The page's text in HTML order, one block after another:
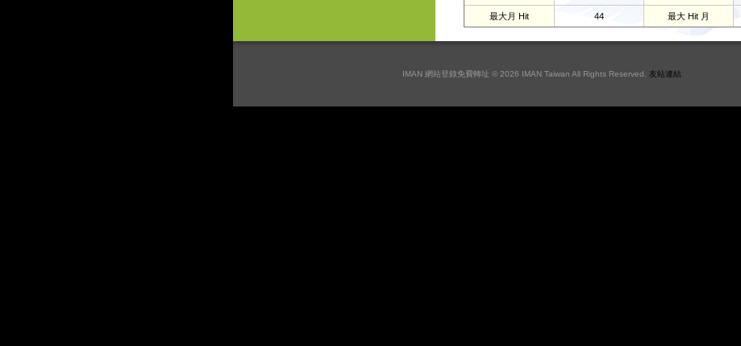
最大月 Hit 44 最大 Hit 月
IMAN 網站登錄免費轉址 © 2026 IMAN Taiwan All Rights Reserved. 友站連結